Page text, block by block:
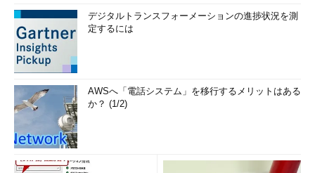
デジタルトランスフォーメーションの進捗状況を測
定するには
AWSへ「電話システム」を移行するメリットはある
か？ (1/2)